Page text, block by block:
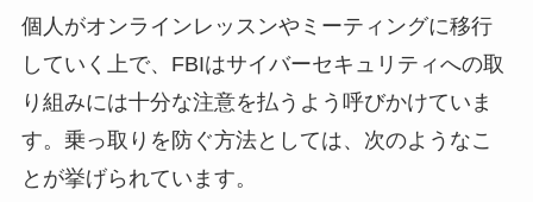
個人がオンラインレッスンやミーティングに移行
していく上で、FBIはサイバーセキュリティへの取
り組みには十分な注意を払うよう呼びかけていま
す。乗っ取りを防ぐ方法としては、次のようなこ
とが挙げられています。